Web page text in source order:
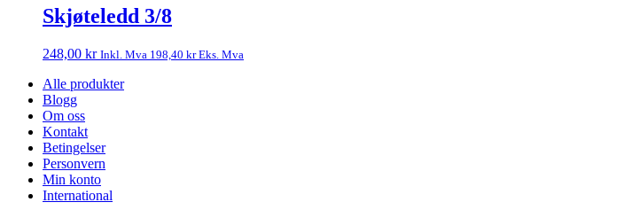
Skjøteledd 3/8
248,00 kr Inkl. Mva 198,40 krEks. Mva
Alle produkter
Blogg
Om oss
Kontakt
Betingelser
Personvern
Min konto
International